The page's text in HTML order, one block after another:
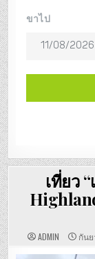
เที่ยว
ADMIN กันย